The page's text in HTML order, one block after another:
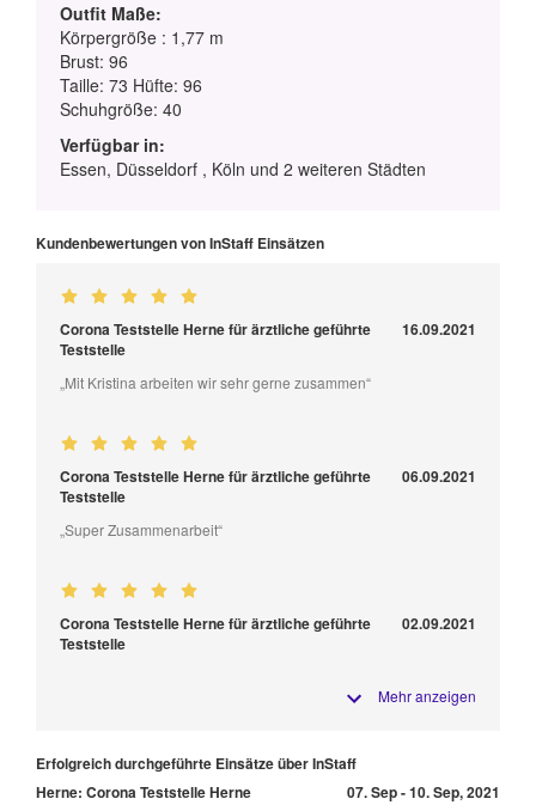
Outfit Maße:
Körpergröße : 1,77 m
Brust: 96
Taille: 73 Hüfte: 96
Schuhgröße: 40
Verfügbar in:
Essen, Düsseldorf , Köln und 2 weiteren Städten
Kundenbewertungen von InStaff Einsätzen
Corona Teststelle Herne für ärztliche geführte
Teststelle
16.09.2021
„Mit Kristina arbeiten wir sehr gerne zusammen“
Corona Teststelle Herne für ärztliche geführte
Teststelle
06.09.2021
„Super Zusammenarbeit“
Corona Teststelle Herne für ärztliche geführte
Teststelle
02.09.2021
Mehr anzeigen
Erfolgreich durchgeführte Einsätze über InStaff
Herne: Corona Teststelle Herne
07. Sep - 10. Sep, 2021